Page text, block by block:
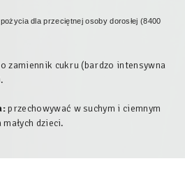
dla przeciętnej osoby dorosłej (8400
zamiennik cukru (bardzo intensywna
przechowywać w suchym i ciemnym
dzieci.